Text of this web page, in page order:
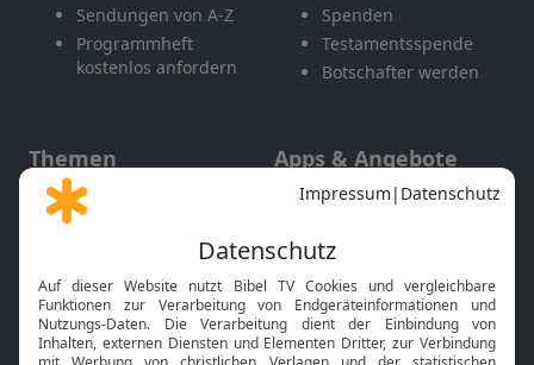
Sendungen von A-Z
Programmheft
kostenlos anfordern
Spenden
Testamentsspende
Botschafter werden
Themen
Gott und Bibel erklärt
Neuigkeiten
Apps & Angebote
Mobile App
Smart TV
HbbTV
Bibelthek Online-Bibel